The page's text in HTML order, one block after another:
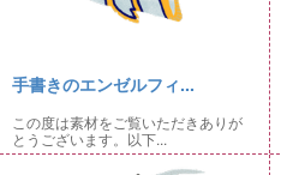
手書きのエンゼルフィ...
この度は素材をご覧いただきありが
とうございます。以下...